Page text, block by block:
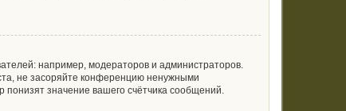
например, модераторов и администраторов.
не засоряйте конференцию ненужными
значение вашего счётчика сообщений.